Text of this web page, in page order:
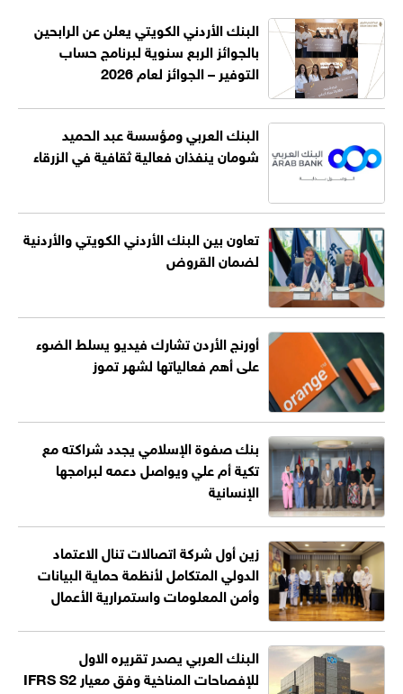
البنك الأردني الكويتي يعلن عن الرابحين
بالجوائز الربع سنوية لبرنامج حساب
التوفير – الجوائز لعام 2026
البنك العربي ومؤسسة عبد الحميد
شومان ينفذان فعالية ثقافية في الزرقاء
تعاون بين البنك الأردني الكويتي والأردنية
لضمان القروض
أورنج الأردن تشارك فيديو يسلط الضوء
على أهم فعالياتها لشهر تموز
بنك صفوة الإسلامي يجدد شراكته مع
تكية أم علي ويواصل دعمه لبرامجها
الإنسانية
زين أول شركة اتصالات تنال الاعتماد
الدولي المتكامل لأنظمة حماية البيانات
وأمن المعلومات واستمرارية الأعمال
البنك العربي يصدر تقريره الاول
للإفصاحات المناخية وفق معيار IFRS S2